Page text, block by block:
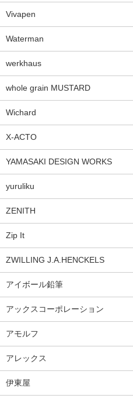
Vivapen
Waterman
werkhaus
whole grain MUSTARD
Wichard
X-ACTO
YAMASAKI DESIGN WORKS
yuruliku
ZENITH
Zip It
ZWILLING J.A.HENCKELS
アイボール鉛筆
アックスコーポレーション
アモルフ
アレックス
伊東屋